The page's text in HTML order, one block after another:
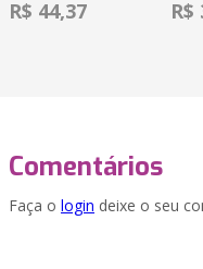
R$ 44,37 R$
Comentários
Faça o login deixe o seu